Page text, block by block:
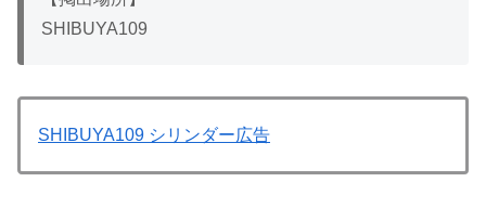
SHIBUYA109
SHIBUYA109 シリンダー広告